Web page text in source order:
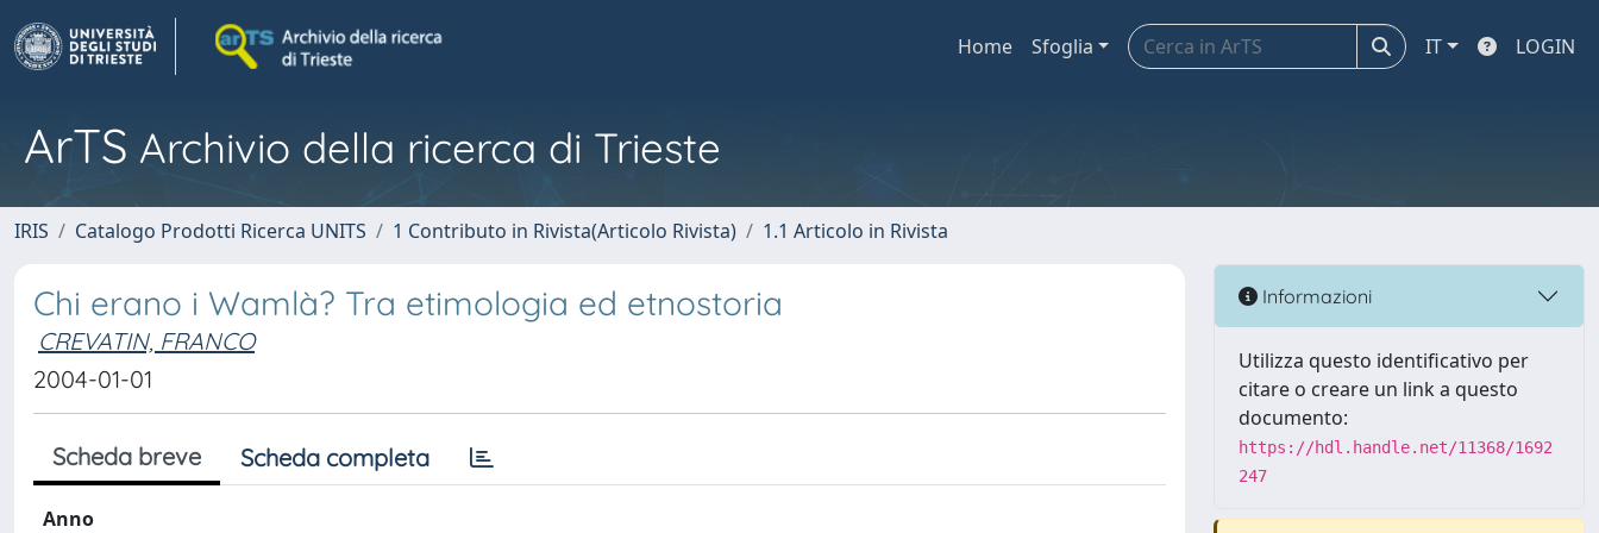
Home Sfoglia IT LOGIN
ArTS Archivio della ricerca di Trieste
IRIS Catalogo Prodotti Ricerca UNITS 1 Contributo in Rivista(Articolo Rivista) 1.1 Articolo in Rivista
Chi erano i Wamlà? Tra etimologia ed etnostoria
CREVATIN, FRANCO
2004-01-01
Scheda breve Scheda completa
Anno
Informazioni
Utilizza questo identificativo per
citare o creare un link a questo
documento:
https://hdl.handle.net/11368/1692
247